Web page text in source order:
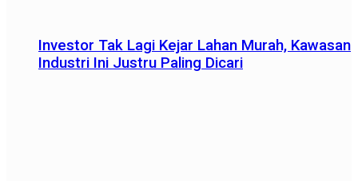
Investor Tak Lagi Kejar Lahan Murah, Kawasan
Industri Ini Justru Paling Dicari